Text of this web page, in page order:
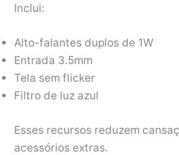
Inclui:
Alto-falantes duplos de 1W
Entrada 3.5mm
Tela sem flicker
Filtro de luz azul
Esses recursos reduzem
acessórios extras.